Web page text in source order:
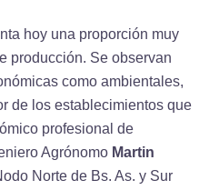
hoy una proporción muy
producción. Se observan
como ambientales,
de los establecimientos que
profesional de
Agrónomo Martin
Norte de Bs. As. y Sur